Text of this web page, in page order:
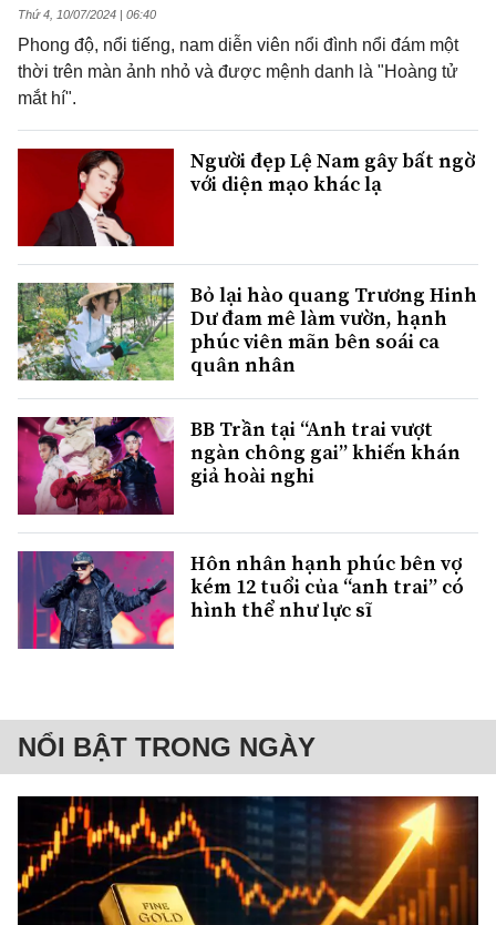
Thứ 4, 10/07/2024 | 06:40
Phong độ, nổi tiếng, nam diễn viên nổi đình nổi đám một
thời trên màn ảnh nhỏ và được mệnh danh là "Hoàng tử
mắt hí".
Người đẹp Lệ Nam gây bất ngờ
với diện mạo khác lạ
Bỏ lại hào quang Trương Hinh
Dư đam mê làm vườn, hạnh
phúc viên mãn bên soái ca
quân nhân
BB Trần tại “Anh trai vượt
ngàn chông gai” khiến khán
giả hoài nghi
Hôn nhân hạnh phúc bên vợ
kém 12 tuổi của “anh trai” có
hình thể như lực sĩ
NỔI BẬT TRONG NGÀY